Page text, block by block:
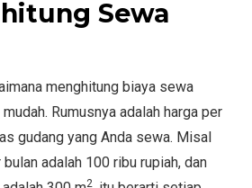
Sewa
menghitung biaya sewa
Rumusnya adalah harga per
gudang yang Anda sewa. Misal
adalah 100 ribu rupiah, dan
2